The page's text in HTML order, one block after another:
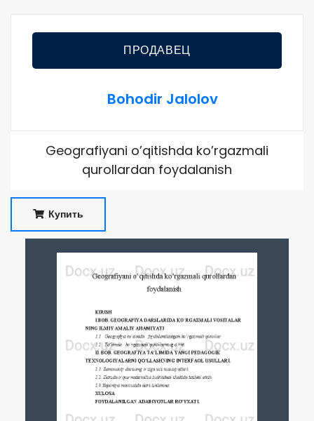
ПРОДАВЕЦ
Bohodir Jalolov
Geografiyani o’qitishda ko’rgazmali
qurollardan foydalanish
Купить